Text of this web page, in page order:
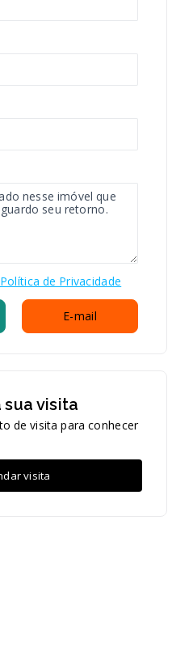
Política de Privacidade
E-mail
visita
de visita para conhecer
visita